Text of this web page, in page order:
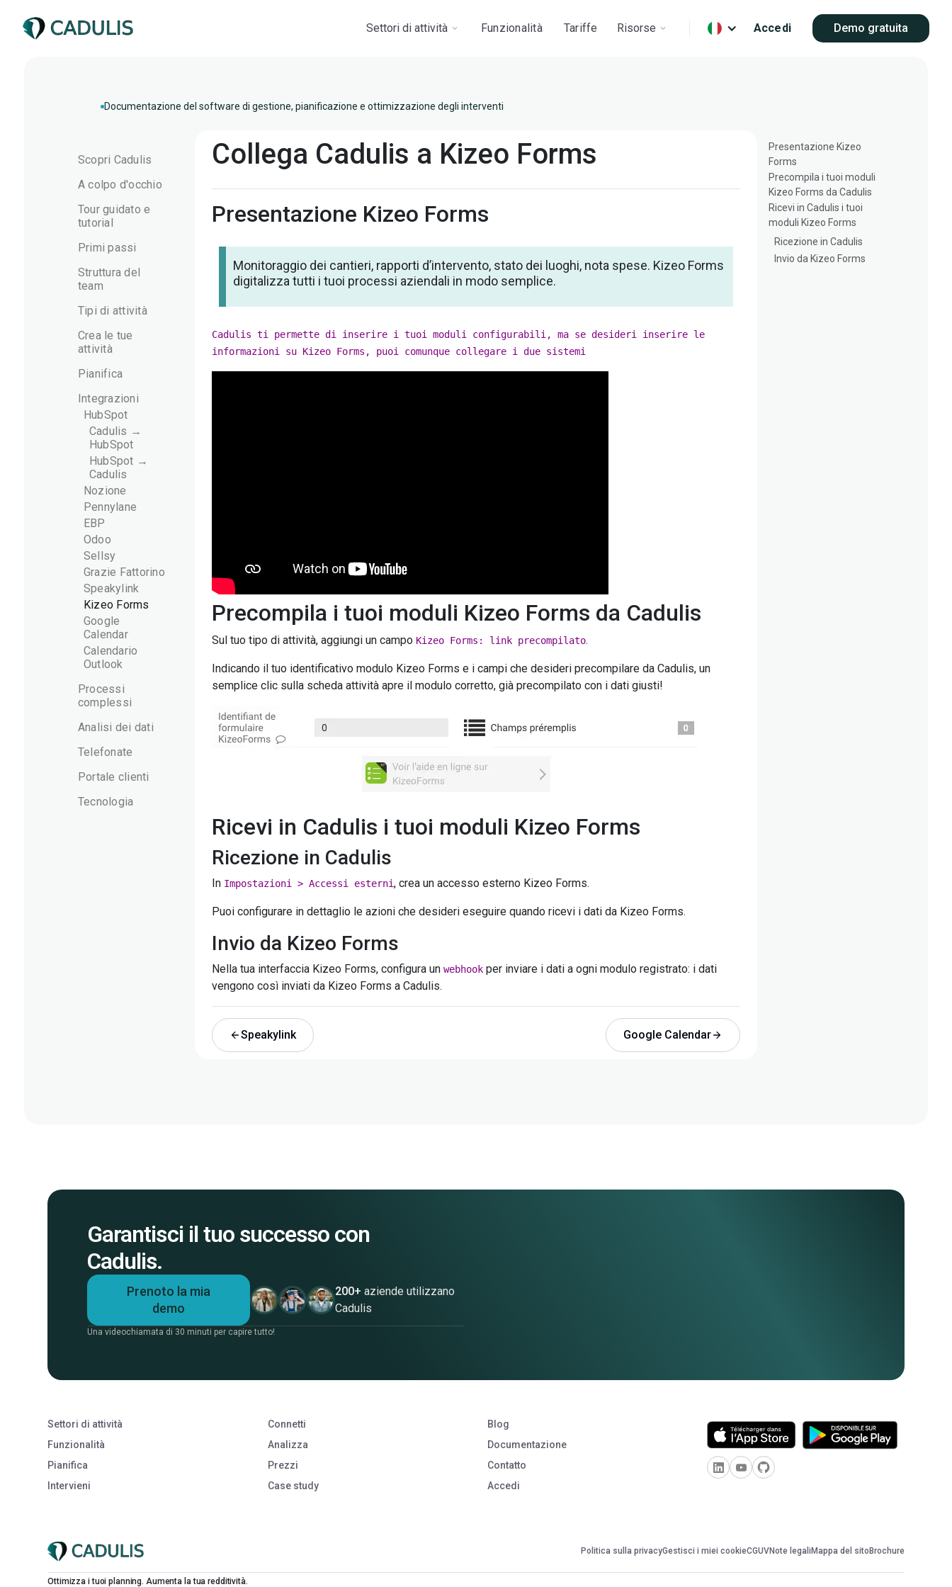
Settori di attività Funzionalità Tariffe Risorse Accedi Demo gratuita
Documentazione del software di gestione, pianificazione e ottimizzazione degli interventi
Scopri Cadulis
A colpo d'occhio
Tour guidato e
tutorial
Primi passi
Struttura del
team
Tipi di attività
Crea le tue
attività
Pianifica
Integrazioni
HubSpot
Cadulis →
HubSpot
HubSpot →
Cadulis
Nozione
Pennylane
EBP
Odoo
Sellsy
Grazie Fattorino
Speakylink
Kizeo Forms
Google
Calendar
Calendario
Outlook
Processi
complessi
Analisi dei dati
Telefonate
Portale clienti
Tecnologia
Collega Cadulis a Kizeo Forms
Presentazione Kizeo Forms
Monitoraggio dei cantieri, rapporti d’intervento, stato dei luoghi, nota spese. Kizeo Forms
digitalizza tutti i tuoi processi aziendali in modo semplice.
Cadulis ti permette di inserire i tuoi moduli configurabili, ma se desideri inserire le
informazioni su Kizeo Forms, puoi comunque collegare i due sistemi
Precompila i tuoi moduli Kizeo Forms da Cadulis
Sul tuo tipo di attività, aggiungi un campo Kizeo Forms: link precompilato.
Indicando il tuo identificativo modulo Kizeo Forms e i campi che desideri precompilare da Cadulis, un
semplice clic sulla scheda attività apre il modulo corretto, già precompilato con i dati giusti!
Ricevi in Cadulis i tuoi moduli Kizeo Forms
Ricezione in Cadulis
In Impostazioni > Accessi esterni, crea un accesso esterno Kizeo Forms.
Puoi configurare in dettaglio le azioni che desideri eseguire quando ricevi i dati da Kizeo Forms.
Invio da Kizeo Forms
Nella tua interfaccia Kizeo Forms, configura unwebhook per inviare i dati a ogni modulo registrato: i dati
vengono così inviati da Kizeo Forms a Cadulis.
Speakylink Google Calendar
Presentazione Kizeo
Forms
Precompila i tuoi moduli
Kizeo Forms da Cadulis
Ricevi in Cadulis i tuoi
moduli Kizeo Forms
Ricezione in Cadulis
Invio da Kizeo Forms
Garantisci il tuo successo con
Cadulis.
Prenoto la mia
demo
200+ aziende utilizzano
Cadulis
Una videochiamata di 30 minuti per capire tutto!
Settori di attività
Funzionalità
Pianifica
Intervieni
Connetti
Analizza
Prezzi
Case study
Blog
Documentazione
Contatto
Accedi
Politica sulla privacyGestisci i miei cookieCGUVNote legali Mappa del sito Brochure
Ottimizza i tuoi planning. Aumenta la tua redditività.